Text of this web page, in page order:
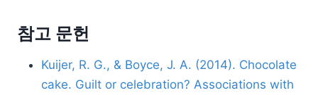
참고 문헌
Kuijer, R. G., & Boyce, J. A. (2014). Chocolate
cake. Guilt or celebration? Associations with